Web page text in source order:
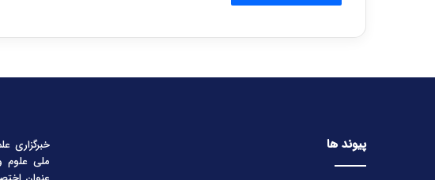
پیوند ها
خبرگزاری
ملی علوم